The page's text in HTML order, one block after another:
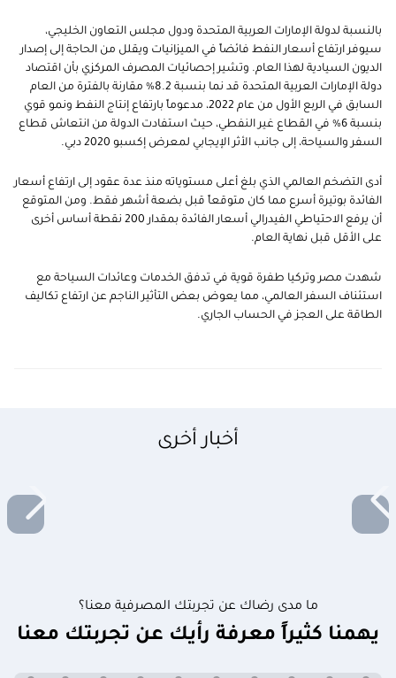
بالنسبة لدولة الإمارات العربية المتحدة ودول مجلس التعاون الخليجي،
سيوفر ارتفاع أسعار النفط فائضاً في الميزانيات ويقلل من الحاجة إلى إصدار
الديون السيادية لهذا العام. وتشير إحصائيات المصرف المركزي بأن اقتصاد
دولة الإمارات العربية المتحدة قد نما بنسبة 8.2% مقارنة بالفترة من العام
السابق في الربع الأول من عام 2022، مدعوماً بارتفاع إنتاج النفط ونمو قوي
بنسبة 6% في القطاع غير النفطي، حيث استفادت الدولة من انتعاش قطاع
السفر والسياحة، إلى جانب الأثر الإيجابي لمعرض إكسبو 2020 دبي.
أدى التضخم العالمي الذي بلغ أعلى مستوياته منذ عدة عقود إلى ارتفاع أسعار
الفائدة بوتيرة أسرع مما كان متوقعاً قبل بضعة أشهر فقط. ومن المتوقع
أن يرفع الاحتياطي الفيدرالي أسعار الفائدة بمقدار 200 نقطة أساس أخرى
على الأقل قبل نهاية العام.
شهدت مصر وتركيا طفرة قوية في تدفق الخدمات وعائدات السياحة مع
استئناف السفر العالمي، مما يعوض بعض التأثير الناجم عن ارتفاع تكاليف
الطاقة على العجز في الحساب الجاري.
أخبار أخرى
ما مدى رضاك عن تجربتك المصرفية معنا؟
يهمنا كثيراً معرفة رأيك عن تجربتك معنا